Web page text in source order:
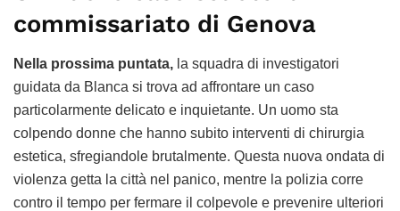
commissariato di Genova
Nella prossima puntata, la squadra di investigatori
guidata da Blanca si trova ad affrontare un caso
particolarmente delicato e inquietante. Un uomo sta
colpendo donne che hanno subito interventi di chirurgia
estetica, sfregiandole brutalmente. Questa nuova ondata di
violenza getta la città nel panico, mentre la polizia corre
contro il tempo per fermare il colpevole e prevenire ulteriori